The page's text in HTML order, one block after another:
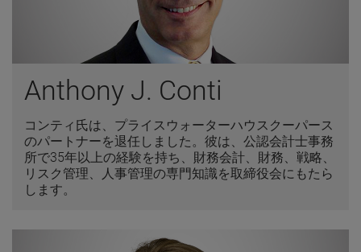
Anthony J. Conti
コンティ氏は、プライスウォーターハウスクーパース
のパートナーを退任しました。彼は、公認会計士事務
所で35年以上の経験を持ち、財務会計、財務、戦略、
リスク管理、人事管理の専門知識を取締役会にもたら
します。